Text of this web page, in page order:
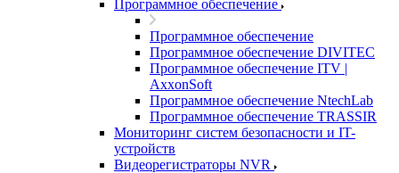
Программное обеспечение
Программное обеспечение
Программное обеспечение DIVITEC
Программное обеспечение ITV |
AxxonSoft
Программное обеспечение NtechLab
Программное обеспечение TRASSIR
Мониторинг систем безопасности и IT-
устройств
Видеорегистраторы NVR